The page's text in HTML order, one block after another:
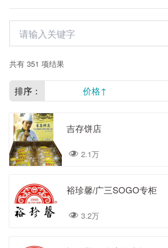
共有 351 项结果
排序： 价格↑
吉存饼店
2.1万
裕珍馨/广三SOGO专柜
3.2万